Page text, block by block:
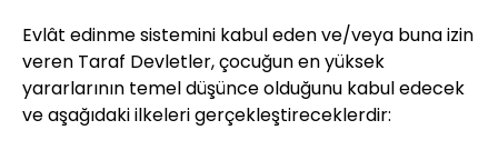
Evlât edinme sistemini kabul eden ve/veya buna izin
veren Taraf Devletler, çocuğun en yüksek
yararlarının temel düşünce olduğunu kabul edecek
ve aşağıdaki ilkeleri gerçekleştireceklerdir: